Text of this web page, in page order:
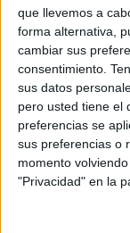
que llevemos a
forma alternativa,
cambiar sus
consentimiento.
sus datos
pero usted tiene el
preferencias se
sus preferencias o
momento
"Privacidad" en la
una marca
manera
y formas de
cómo
iniciativas
(como el
estar en el
¿Qué papel